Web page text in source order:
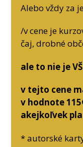
Alebo vždy za
/v cene je
čaj, drobné
ale to nie je
v tejto cene
v hodnote
akejkoľvek
* autorské